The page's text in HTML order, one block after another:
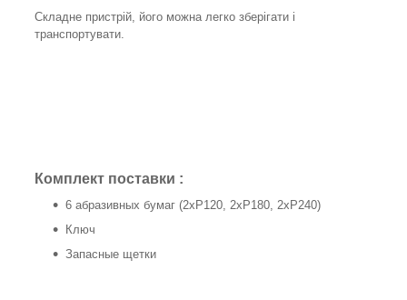
Складне пристрій, його можна легко зберігати і
транспортувати.
Комплект поставки :
6 абразивных бумаг (2xP120, 2xP180, 2xP240)
Ключ
Запасные щетки